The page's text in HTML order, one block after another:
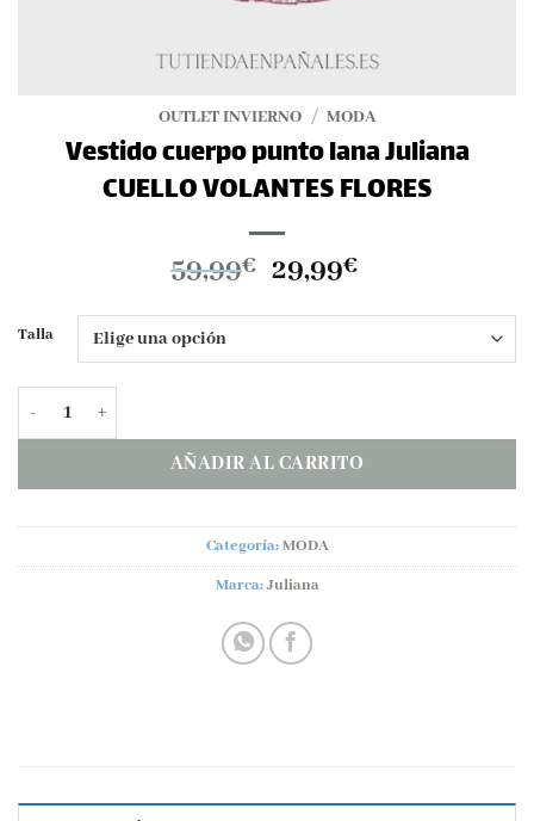
OUTLET INVIERNO / MODA
Vestido cuerpo punto lana Juliana
CUELLO VOLANTES FLORES
59,99€ El
era:
29,99€El
es:
Talla
AÑADIR AL CARRITO
Categoría:MODA
Marca:Juliana